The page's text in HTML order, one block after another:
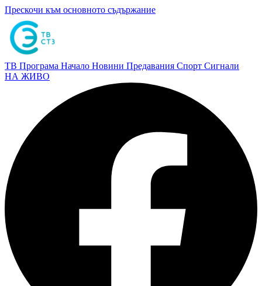
Прескочи към основното съдържание
ТВ Програма Начало Новини Предавания Спорт Сигнали
НА ЖИВО